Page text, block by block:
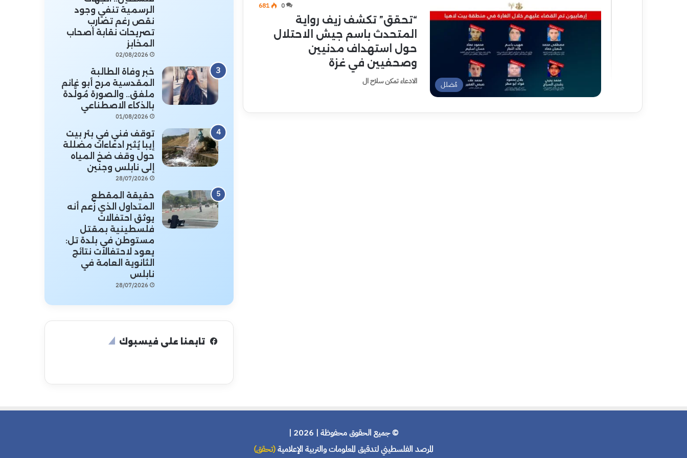
مُضلل
0
681
“تحقق” تكشف زيف رواية
المتحدث باسم جيش الاحتلال
حول استهداف مدنيين
وصحفيين في غزة
الادعاء تمكن سلاح ال
الرسمية تنفي وجود
نقص رغم تضارب
تصريحات نقابة أصحاب
المخابز
02/08/2026
خبر وفاة الطالبة
المقدسية مرح أبو غانم
ملفق.. والصورة مُولَّدة
بالذكاء الاصطناعي
01/08/2026
توقف فني في بئر بيت
إيبا يُثير ادعاءات مضللة
حول وقف ضخ المياه
إلى نابلس وجنين
28/07/2026
حقيقة المقطع
المتداول الذي زُعم أنه
يوثق احتفالات
فلسطينية بمقتل
مستوطن في بلدة تل:
يعود لاحتفالات نتائج
الثانوية العامة في
نابلس
28/07/2026
تابعنا على فيسبوك
© جميع الحقوق محفوظة | 2026 |
المرصد الفلسطيني لتدقيق المعلومات والتربية الإعلامية(تحقق)